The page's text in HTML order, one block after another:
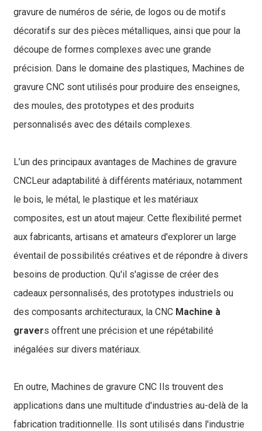
gravure de numéros de série, de logos ou de motifs
décoratifs sur des pièces métalliques, ainsi que pour la
découpe de formes complexes avec une grande
précision. Dans le domaine des plastiques, Machines de
gravure CNCsont utilisés pour produire des enseignes,
des moules, des prototypes et des produits
personnalisés avec des détails complexes.
L’un des principaux avantages de Machines de gravure
CNCLeur adaptabilité à différents matériaux, notamment
le bois, le métal, le plastique et les matériaux
composites, est un atout majeur. Cette flexibilité permet
aux fabricants, artisans et amateurs d'explorer un large
éventail de possibilités créatives et de répondre à divers
besoins de production. Qu'il s'agisse de créer des
cadeaux personnalisés, des prototypes industriels ou
des composants architecturaux, la CNC Machine à
gravers offrent une précision et une répétabilité
inégalées sur divers matériaux.
En outre, Machines de gravure CNCIls trouvent des
applications dans une multitude d'industries au-delà de la
fabrication traditionnelle. Ils sont utilisés dans l'industrie